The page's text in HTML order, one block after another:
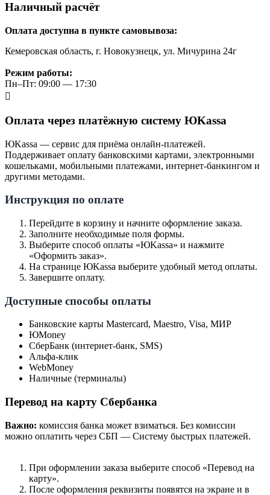
Наличный расчёт
Оплата доступна в пункте самовывоза:
Кемеровская область, г. Новокузнецк, ул. Мичурина 24г
Режим работы:
Пн–Пт: 09:00 — 17:30
Оплата через платёжную систему ЮKassa
ЮKassa — сервис для приёма онлайн-платежей.
Поддерживает оплату банковскими картами, электронными
кошельками, мобильными платежами, интернет-банкингом и
другими методами.
Инструкция по оплате
Перейдите в корзину и начните оформление заказа.
Заполните необходимые поля формы.
Выберите способ оплаты «ЮKassa» и нажмите
«Оформить заказ».
На странице ЮKassa выберите удобный метод оплаты.
Завершите оплату.
Доступные способы оплаты
Банковские карты Mastercard, Maestro, Visa, МИР
ЮMoney
СберБанк (интернет-банк, SMS)
Альфа-клик
WebMoney
Наличные (терминалы)
Перевод на карту Сбербанка
Важно: комиссия банка может взиматься. Без комиссии
можно оплатить через СБП — Систему быстрых платежей.
При оформлении заказа выберите способ «Перевод на
карту».
После оформления реквизиты появятся на экране и в